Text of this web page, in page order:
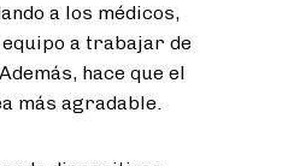
a los médicos,
a trabajar de
hace que el
más agradable.